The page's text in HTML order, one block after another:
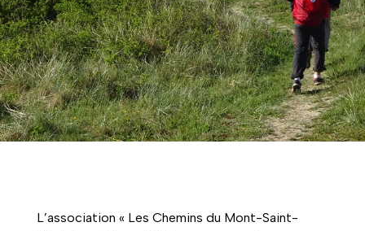
L’association « Les Chemins du Mont-Saint-